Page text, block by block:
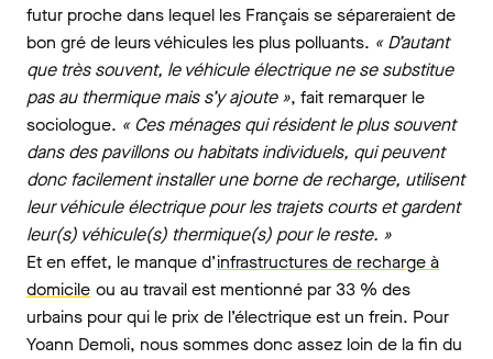
futur proche dans lequel les Français se sépareraient de
bon gré de leurs véhicules les plus polluants. « D’autant
que très souvent, le véhicule électrique ne se substitue
pas au thermique mais s’y ajoute », fait remarquer le
sociologue. « Ces ménages qui résident le plus souvent
dans des pavillons ou habitats individuels, qui peuvent
donc facilement installer une borne de recharge, utilisent
leur véhicule électrique pour les trajets courts et gardent
leur(s) véhicule(s) thermique(s) pour le reste. »
Et en effet, le manque d’infrastructures de recharge à
domicile ou au travail est mentionné par 33 % des
urbains pour qui le prix de l’électrique est un frein. Pour
Yoann Demoli, nous sommes donc assez loin de la fin du